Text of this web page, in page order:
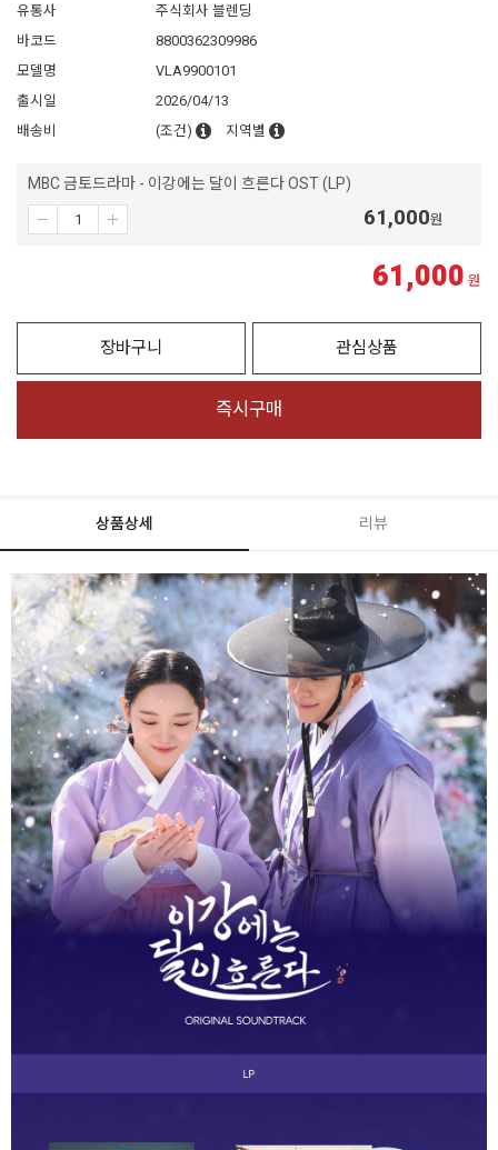
유통사
주식회사 블렌딩
바코드
8800362309986
모델명
VLA9900101
출시일
2026/04/13
배송비
(조건) 지역별
MBC 금토드라마 - 이강에는 달이 흐른다 OST (LP)
61,000원
61,000 원
장바구니 관심상품
즉시구매
상품상세 리뷰